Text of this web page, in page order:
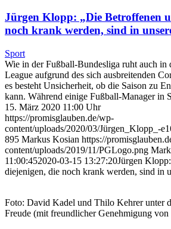
Jürgen Klopp: „Die Betroffenen
noch krank werden, sind in
Sport
Wie in der Fußball-Bundesliga ruht auch in
League aufgrund des sich ausbreitenden
es besteht Unsicherheit, ob die Saison zu
kann. Während einige Fußball-Manager in
15. März 2020 11:00 Uhr
https://promisglauben.de/wp-
content/uploads/2020/03/Jürgen_Klopp_-
895 Markus Kosian https://
content/uploads/2019/11/PGLogo.png
11:00:452020-03-15 13:27:20Jürgen
diejenigen, die noch krank werden, sind in
Foto: David Kadel und Thilo Kehrer unter
Freude (mit freundlicher Genehmigung